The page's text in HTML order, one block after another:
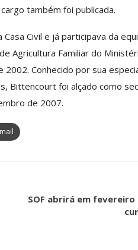
também foi publicada.
Civil e já participava da
Agricultura Familiar do
Conhecido por sua
Bittencourt foi alçado como
de 2007.
SOF abrirá em
ASSECOR
Pintura Em
Comunicacao